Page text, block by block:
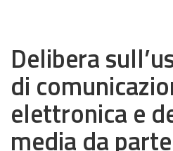
Delibera
di
elettronica e
media da